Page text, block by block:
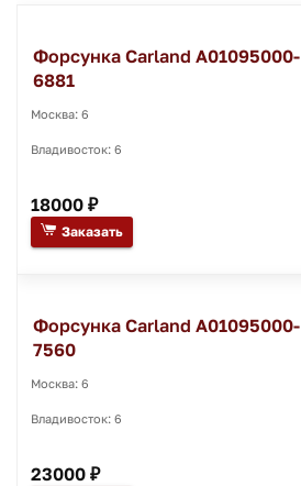
Форсунка Carland A01095000-
6881
Москва: 6
Владивосток: 6
18000 ₽
Заказать
Форсунка Carland A01095000-
7560
Москва: 6
Владивосток: 6
23000 ₽